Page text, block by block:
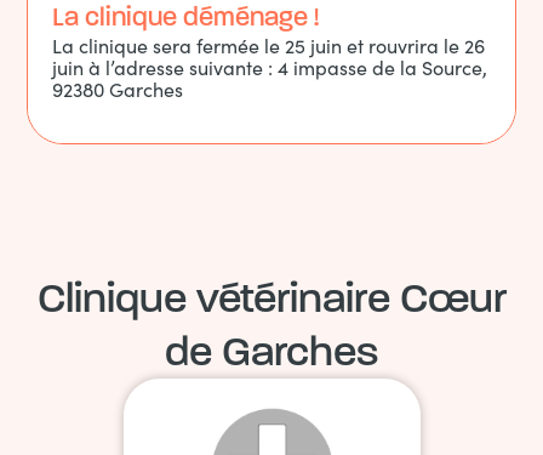
La clinique déménage !
La clinique serafermée le 25 juin et rouvrira le 26
juin à l’adresse suivante :4 impasse de la Source,
92380 Garches
Clinique vétérinaire Cœur
de Garches